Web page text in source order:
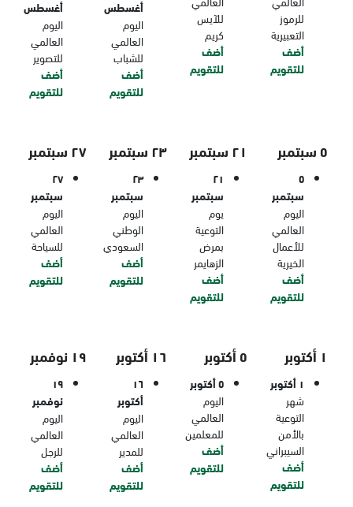
للرموز
التعبيرية
أضف
للتقويم
للآيس
كريم
أضف
للتقويم
أغسطس
اليوم
العالمي
للشباب
أضف
للتقويم
أغسطس
اليوم
العالمي
للتصوير
أضف
للتقويم
٥ سبتمبر
٥
سبتمبر
اليوم
العالمي
للأعمال
الخيرية
أضف
للتقويم
٢١ سبتمبر
٢١
سبتمبر
يوم
التوعية
بمرض
الزهايمر
أضف
للتقويم
٢٣ سبتمبر
٢٣
سبتمبر
اليوم
الوطني
السعودي
أضف
للتقويم
٢٧ سبتمبر
٢٧
سبتمبر
اليوم
العالمي
للسياحة
أضف
للتقويم
١ أكتوبر
١ أكتوبر
شهر
التوعية
بالأمن
السيبراني
أضف
للتقويم
٥ أكتوبر
٥ أكتوبر
اليوم
العالمي
للمعلمين
أضف
للتقويم
١٦ أكتوبر
١٦
أكتوبر
اليوم
العالمي
للمدير
أضف
للتقويم
١٩ نوفمبر
١٩
نوفمبر
اليوم
العالمي
للرجل
أضف
للتقويم